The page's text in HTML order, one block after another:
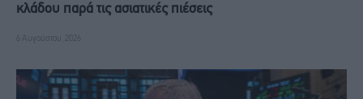
κλάδου παρά τις ασιατικές πιέσεις
6 Αυγούστου, 2026